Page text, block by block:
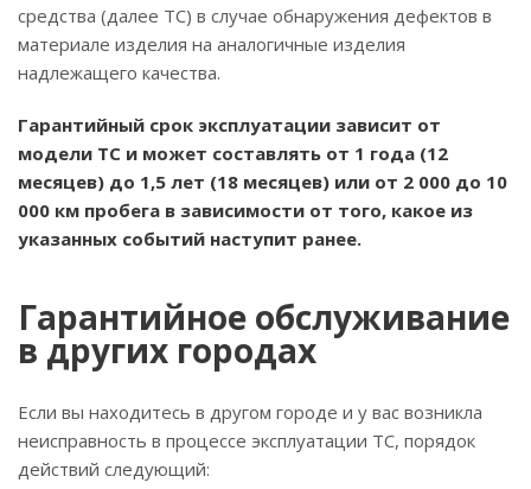
средства (далее ТС) в случае обнаружения дефектов в
материале изделия на аналогичные изделия
надлежащего качества.
Гарантийный срок эксплуатации зависит от
модели ТС и может составлять от 1 года (12
месяцев) до 1,5 лет (18 месяцев) или от 2 000 до 10
000 км пробега в зависимости от того, какое из
указанных событий наступит ранее.
Гарантийное обслуживание
в других городах
Если вы находитесь в другом городе и у вас возникла
неисправность в процессе эксплуатации ТС, порядок
действий следующий: